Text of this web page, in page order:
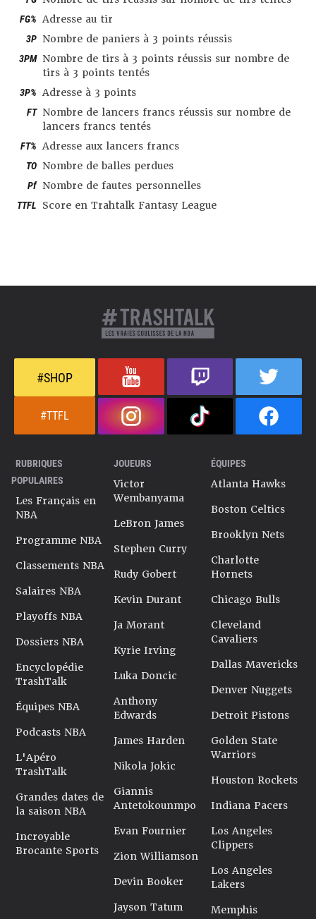
FG% Adresse au tir
3P Nombre de paniers à 3 points réussis
3PM Nombre de tirs à 3 points réussis sur nombre de
tirs à 3 points tentés
3P% Adresse à 3 points
FT Nombre de lancers francs réussis sur nombre de
lancers francs tentés
FT% Adresse aux lancers francs
TO Nombre de balles perdues
Pf Nombre de fautes personnelles
TTFL Score en Trahtalk Fantasy League
#SHOP
#TTFL
RUBRIQUES
POPULAIRES
Les Français en
NBA
Programme NBA
Classements NBA
Salaires NBA
Playoffs NBA
Dossiers NBA
Encyclopédie
TrashTalk
Équipes NBA
Podcasts NBA
L'Apéro
TrashTalk
Grandes dates de
la saison NBA
Incroyable
Brocante Sports
JOUEURS
Victor
Wembanyama
LeBron James
Stephen Curry
Rudy Gobert
Kevin Durant
Ja Morant
Kyrie Irving
Luka Doncic
Anthony
Edwards
James Harden
Nikola Jokic
Giannis
Antetokounmpo
Evan Fournier
Zion Williamson
Devin Booker
Jayson Tatum
ÉQUIPES
Atlanta Hawks
Boston Celtics
Brooklyn Nets
Charlotte
Hornets
Chicago Bulls
Cleveland
Cavaliers
Dallas Mavericks
Denver Nuggets
Detroit Pistons
Golden State
Warriors
Houston Rockets
Indiana Pacers
Los Angeles
Clippers
Los Angeles
Lakers
Memphis